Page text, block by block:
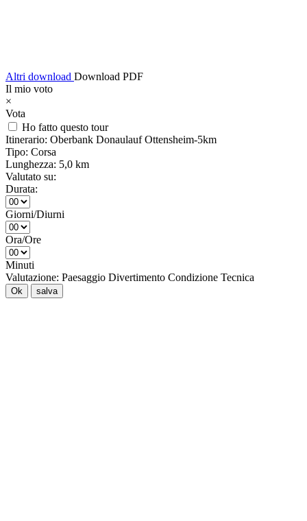
Altri download Download PDF
Il mio voto
×
Vota
Ho fatto questo tour
Itinerario: Oberbank Donaulauf Ottensheim-5km
Tipo: Corsa
Lunghezza: 5,0 km
Valutato su:
Durata:
Giorni/Diurni
Ora/Ore
Minuti
Valutazione: Paesaggio Divertimento Condizione Tecnica
Ok salva